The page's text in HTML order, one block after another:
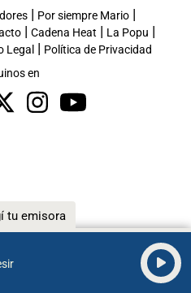
tu emisora
| Por siempre Mario|
| Cadena Heat | La Popu |
Legal | Política de Privacidad
en